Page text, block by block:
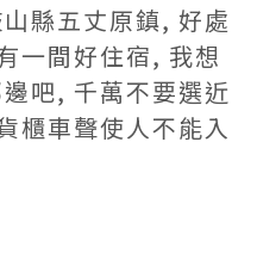
縣五丈原鎮, 好處
一間好住宿, 我想
吧, 千萬不要選近
櫃車聲使人不能入